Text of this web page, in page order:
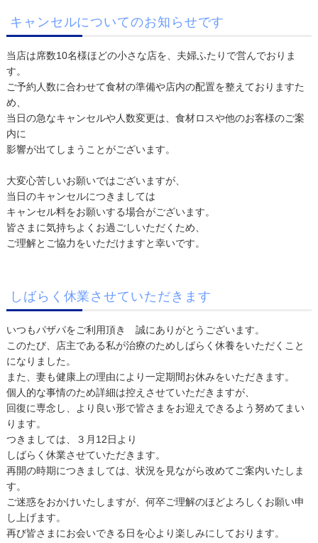
キャンセルについてのお知らせです
当店は席数10名様ほどの小さな店を、夫婦ふたりで営んでおりま
す。
ご予約人数に合わせて食材の準備や店内の配置を整えておりますた
め、
当日の急なキャンセルや人数変更は、食材ロスや他のお客様のご案
内に
影響が出てしまうことがございます。
大変心苦しいお願いではございますが、
当日のキャンセルにつきましては
キャンセル料をお願いする場合がございます。
皆さまに気持ちよくお過ごしいただくため、
ご理解とご協力をいただけますと幸いです。
しばらく休業させていただきます
いつもパザパをご利用頂き 誠にありがとうございます。
このたび、店主である私が治療のためしばらく休養をいただくこと
になりました。
また、妻も健康上の理由により一定期間お休みをいただきます。
個人的な事情のため詳細は控えさせていただきますが、
回復に専念し、より良い形で皆さまをお迎えできるよう努めてまい
ります。
つきましては、３月12日より
しばらく休業させていただきます。
再開の時期につきましては、状況を見ながら改めてご案内いたしま
す。
ご迷惑をおかけいたしますが、何卒ご理解のほどよろしくお願い申
し上げます。
再び皆さまにお会いできる日を心より楽しみにしております。